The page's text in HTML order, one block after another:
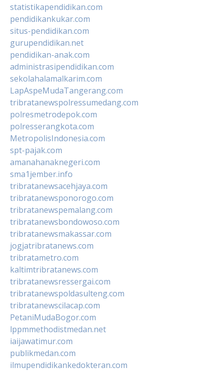
statistikapendidikan.com
pendidikankukar.com
situs-pendidikan.com
gurupendidikan.net
pendidikan-anak.com
administrasipendidikan.com
sekolahalamalkarim.com
LapAspeMudaTangerang.com
tribratanewspolressumedang.com
polresmetrodepok.com
polresserangkota.com
MetropolisIndonesia.com
spt-pajak.com
amanahanaknegeri.com
sma1jember.info
tribratanewsacehjaya.com
tribratanewsponorogo.com
tribratanewspemalang.com
tribratanewsbondowoso.com
tribratanewsmakassar.com
jogjatribratanews.com
tribratametro.com
kaltimtribratanews.com
tribratanewsressergai.com
tribratanewspoldasulteng.com
tribratanewscilacap.com
PetaniMudaBogor.com
lppmmethodistmedan.net
iaijawatimur.com
publikmedan.com
ilmupendidikankedokteran.com